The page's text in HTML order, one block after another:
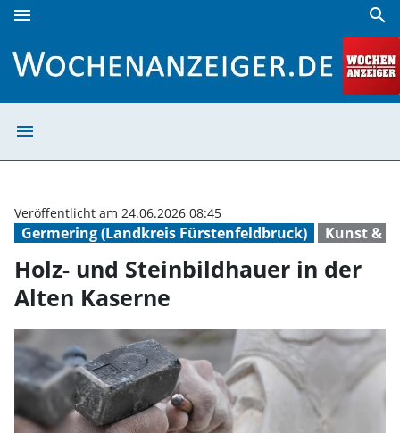
menu search
menu
Germering (Landkreis Fürstenfeldbruck) Kunst &
Veröffentlicht am 24.06.2026 08:45
Holz- und Steinbildhauer in der
Alten Kaserne